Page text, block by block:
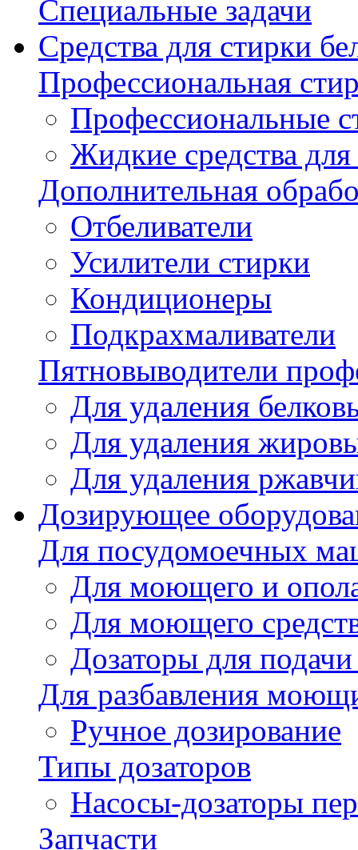
Специальные задачи
Средства для стирки
Профессиональная
Профессиональные
Жидкие средства
Дополнительная
Отбеливатели
Усилители стирки
Кондиционеры
Подкрахмаливатели
Пятновыводители
Для удаления
Для удаления
Для удаления
Дозирующее
Для посудомоечных
Для моющего и
Для моющего
Дозаторы для
Для разбавления
Ручное дозирование
Типы дозаторов
Насосы-дозаторы
Запчасти